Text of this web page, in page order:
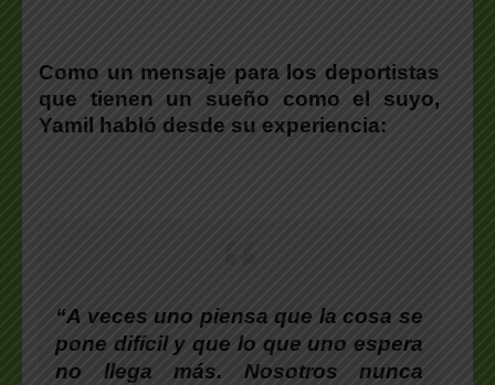
Como un mensaje para los deportistas
que tienen un sueño como el suyo,
Yamil
habló desde su experiencia:
“A veces uno piensa que la cosa se
pone difícil y que lo que uno espera
no llega más. Nosotros nunca